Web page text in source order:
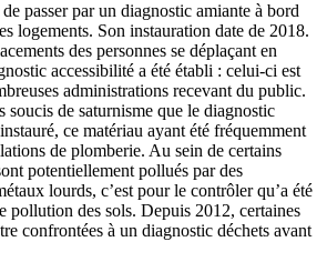
passer par un diagnostic amiante à bord
logements. Son instauration date de 2018.
des personnes se déplaçant en
accessibilité a été établi : celui-ci est
administrations recevant du public.
soucis de saturnisme que le diagnostic
ce matériau ayant été fréquemment
de plomberie. Au sein de certains
potentiellement pollués par des
lourds, c’est pour le contrôler qu’a été
pollution des sols. Depuis 2012, certaines
confrontées à un diagnostic déchets avant